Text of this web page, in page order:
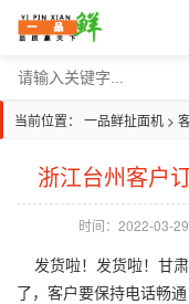
当前位置： 一品鲜扯面机 >
浙江台州客户
时间：2022-03-
发货啦！发货啦！甘
了，客户要保持电话畅